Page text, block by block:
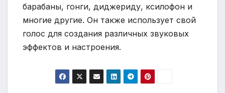
барабаны, гонги, диджериду, ксилофон и
многие другие. Он также использует свой
голос для создания различных звуковых
эффектов и настроения.